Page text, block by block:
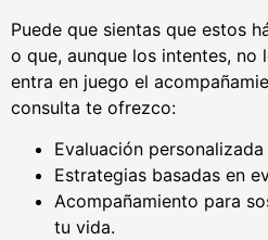
Puede que sientas que estos
o que, aunque los intentes, no
entra en juego el
consulta te ofrezco:
Evaluación
Estrategias basadas en
Acompañamiento para
tu vida.